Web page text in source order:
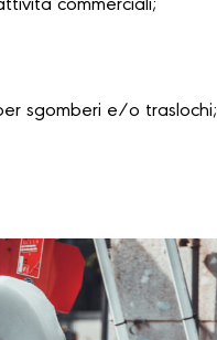
commerciali;
sgomberi e/o traslochi;